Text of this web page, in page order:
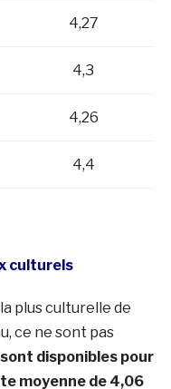
4,27
4,3
4,26
4,4
culturels
plus culturelle de
ce ne sont pas
disponibles pour
moyenne de 4,06